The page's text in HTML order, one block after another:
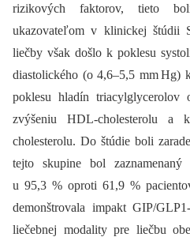
rizikových faktorov, tieto
ukazovateľom v klinickej štúdii
liečby však došlo k poklesu
diastolického (o 4,6–5,5 mm Hg)
poklesu hladín triacylglycerolov
zvýšeniu HDL-cholesterolu a
cholesterolu. Do štúdie boli
tejto skupine bol
u 95,3 % oproti 61,9 %
demonštrovala impakt GIP/
liečebnej modality pre liečbu